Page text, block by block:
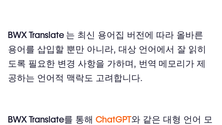
BWX Translate 는 최신 용어집 버전에 따라 올바른
용어를 삽입할 뿐만 아니라, 대상 언어에서 잘 읽히
도록 필요한 변경 사항을 가하며, 번역 메모리가 제
공하는 언어적 맥락도 고려합니다.
BWX Translate를 통해 ChatGPT와 같은 대형 언어 모